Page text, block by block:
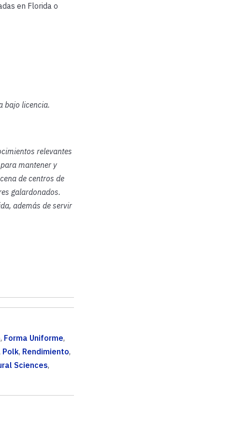
en Florida o
bajo licencia.
relevantes
mantener y
de centros de
galardonados.
además de servir
, Forma Uniforme,
Polk, Rendimiento,
Sciences,